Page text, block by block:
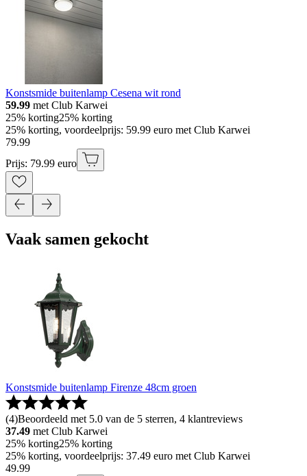
Konstsmide buitenlamp Cesena wit rond
59.99 met Club Karwei
25% korting25% korting
25% korting, voordeelprijs: 59.99 euro met Club Karwei
79.99
Prijs: 79.99 euro
Vaak samen gekocht
Konstsmide buitenlamp Firenze 48cm groen
(4)Beoordeeld met 5.0 van de 5 sterren, 4 klantreviews
37.49 met Club Karwei
25% korting25% korting
25% korting, voordeelprijs: 37.49 euro met Club Karwei
49.99